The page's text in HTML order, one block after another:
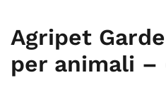
Agripet
per animali –